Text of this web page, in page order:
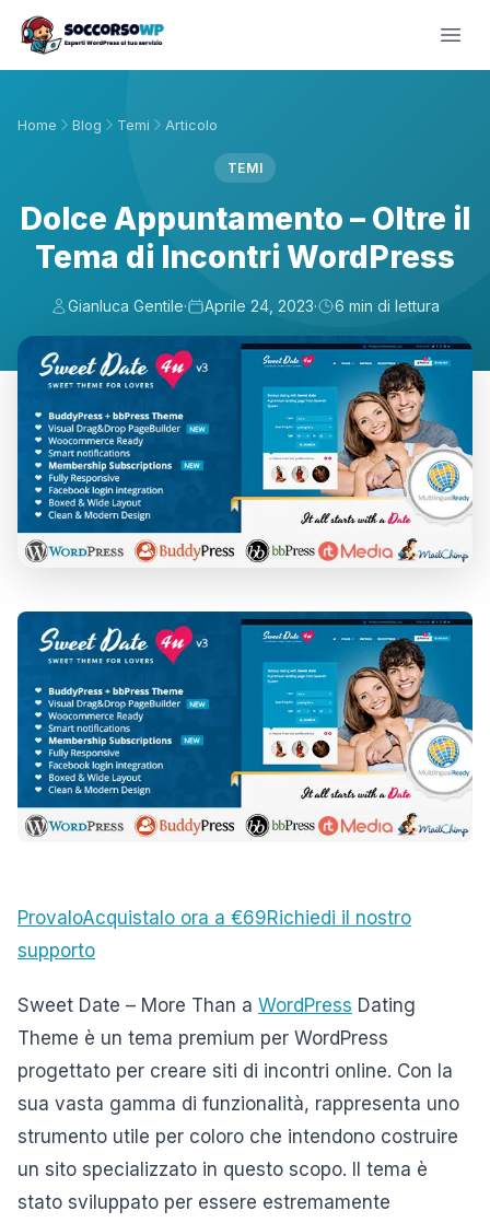
Home Blog Temi Articolo
TEMI
Dolce Appuntamento – Oltre il
Tema di Incontri WordPress
Gianluca Gentile· Aprile 24, 2023· 6 min di lettura
ProvaloAcquistalo ora a €69Richiedi il nostro
supporto
Sweet Date – More Than a WordPress Dating
Theme è un tema premium per WordPress
progettato per creare siti di incontri online. Con la
sua vasta gamma di funzionalità, rappresenta uno
strumento utile per coloro che intendono costruire
un sito specializzato in questo scopo. Il tema è
stato sviluppato per essere estremamente